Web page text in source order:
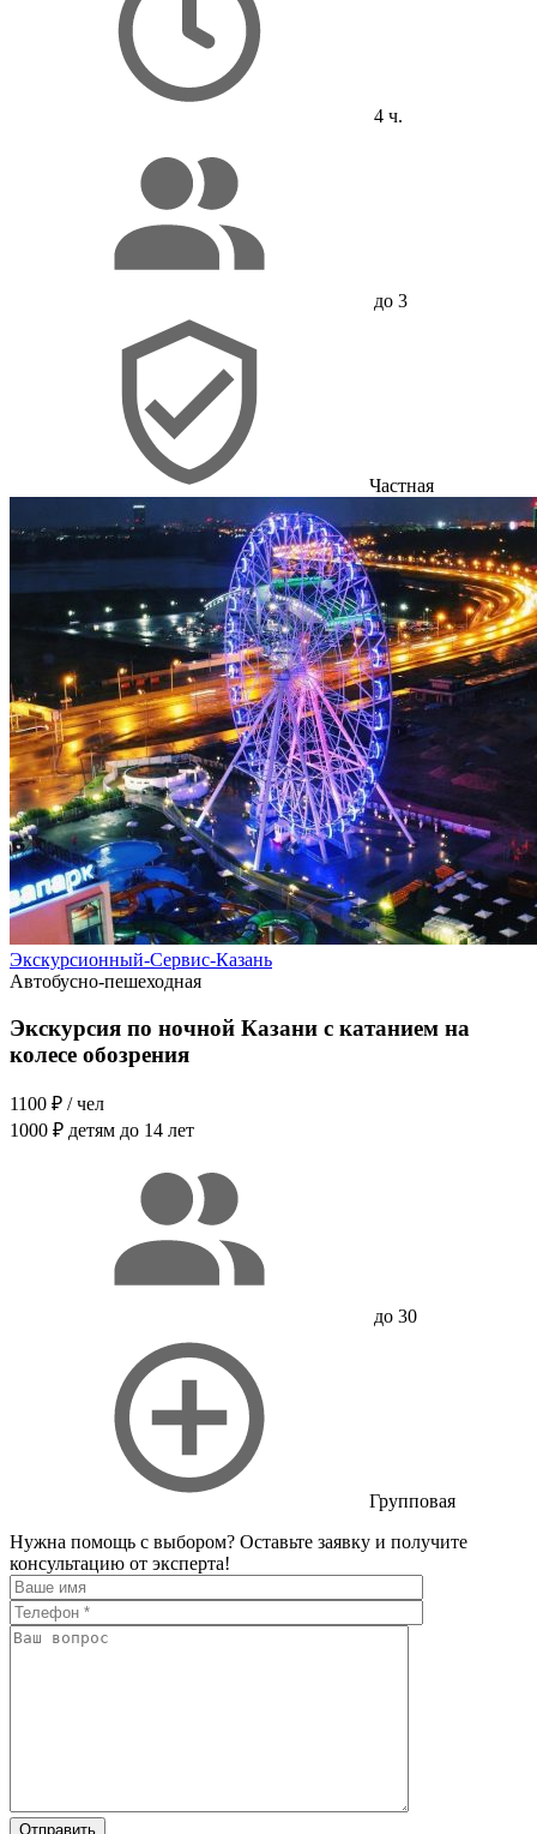
4 ч.
до 3
Частная
Экскурсионный-Сервис-Казань
Автобусно-пешеходная
Экскурсия по ночной Казани с катанием на
колесе обозрения
1100 ₽ / чел
1000 ₽ детям до 14 лет
до 30
Групповая
Нужна помощь с выбором? Оставьте заявку и получите
консультацию от эксперта!